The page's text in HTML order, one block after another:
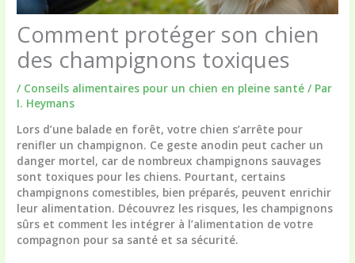
Comment protéger son chien
des champignons toxiques
/ Conseils alimentaires pour un chien en pleine santé / Par
I. Heymans
Lors d’une balade en forêt, votre chien s’arrête pour
renifler un champignon. Ce geste anodin peut cacher un
danger mortel, car de nombreux champignons sauvages
sont toxiques pour les chiens. Pourtant, certains
champignons comestibles, bien préparés, peuvent enrichir
leur alimentation. Découvrez les risques, les champignons
sûrs et comment les intégrer à l’alimentation de votre
compagnon pour sa santé et sa sécurité.